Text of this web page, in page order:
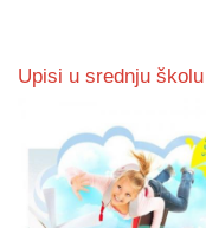
Upisi u srednju školu